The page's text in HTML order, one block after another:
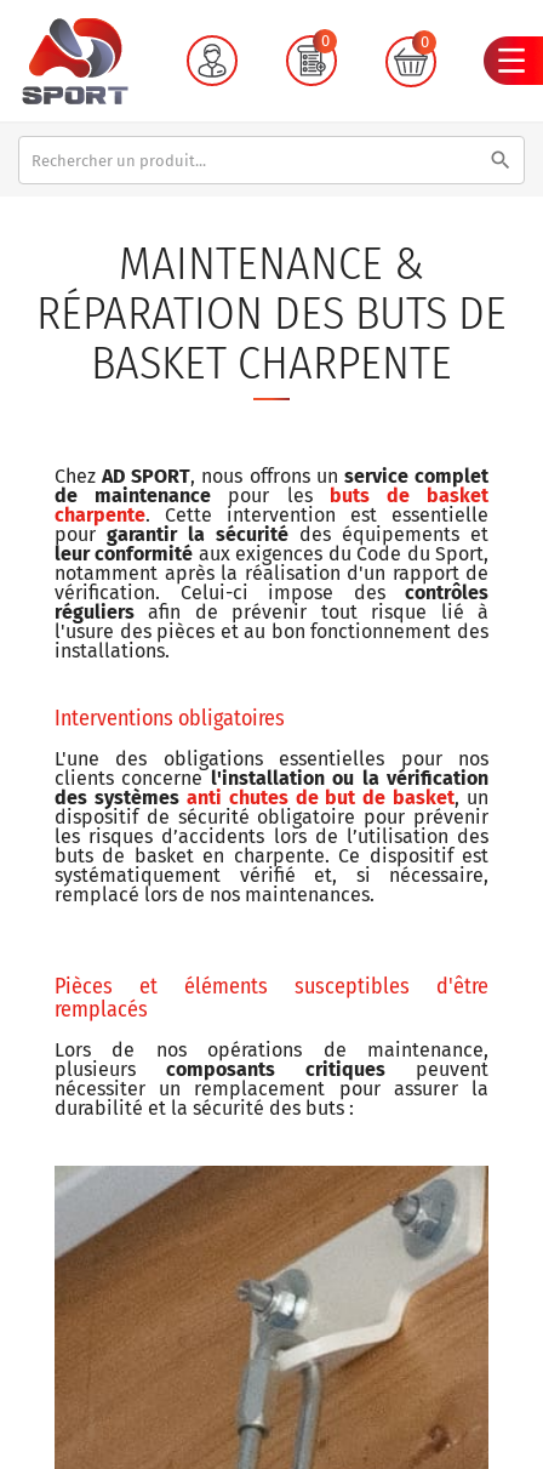
0 0
search
MAINTENANCE &
RÉPARATION DES BUTS DE
BASKET CHARPENTE
ChezAD SPORT, nous offrons un service complet
de maintenance pour les buts de basket
charpente. Cette intervention est essentielle
pour garantir la sécurité des équipements et
leur conformité aux exigences du Code du Sport,
notamment après la réalisation d'un rapport de
vérification. Celui-ci impose des contrôles
réguliers afin de prévenir tout risque lié à
l'usure des pièces et au bon fonctionnement des
installations.
Interventions obligatoires
L'une des obligations essentielles pour nos
clients concerne l'installation ou la vérification
des systèmes anti chutes de but de basket, un
dispositif de sécurité obligatoire pour prévenir
les risques d’accidents lors de l’utilisation des
buts de basket en charpente. Ce dispositif est
systématiquement vérifié et, si nécessaire,
remplacé lors de nos maintenances.
Pièces et éléments susceptibles d'être
remplacés
Lors de nos opérations de maintenance,
plusieurs composants critiques peuvent
nécessiter un remplacement pour assurer la
durabilité et la sécurité des buts :